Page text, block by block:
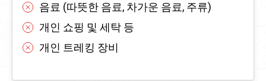
음료 (따뜻한 음료, 차가운 음료, 주류)
개인 쇼핑 및 세탁 등
개인 트레킹 장비